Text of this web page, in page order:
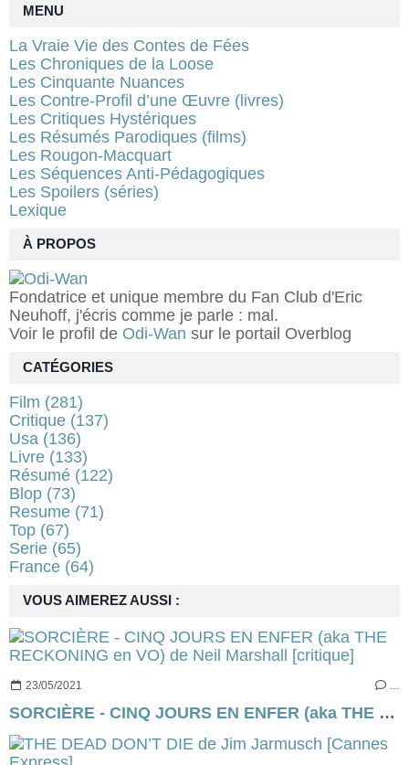
À PROPOS
Fondatrice et unique membre du Fan Club d'Eric
Neuhoff, j'écris comme je parle : mal.
Voir le profil de Odi-Wan sur le portail Overblog
VOUS AIMEREZ AUSSI :
23/05/2021
SORCIÈRE - CINQ JOURS EN ENFER (aka THE RECKONING en VO) de Neil Marshall [critique]
MENU
La Vraie Vie des Contes de Fées
Les Chroniques de la Loose
Les Cinquante Nuances
Les Contre-Profil d’une Œuvre (livres)
Les Critiques Hystériques
Les Résumés Parodiques (films)
Les Rougon-Macquart
Les Séquences Anti-Pédagogiques
Les Spoilers (séries)
Lexique
CATÉGORIES
Film (281)
Critique (137)
Usa (136)
Livre (133)
Résumé (122)
Blop (73)
Resume (71)
Top (67)
Serie (65)
France (64)